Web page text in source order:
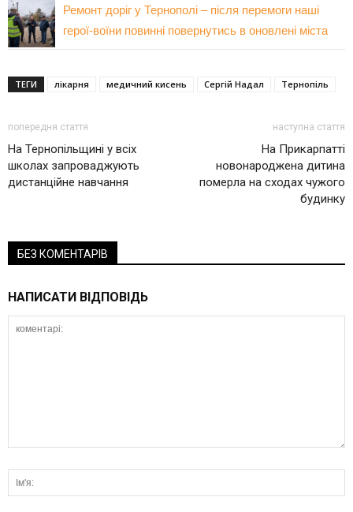
Ремонт доріг у Тернополі – після перемоги наші
герої-воїни повинні повернутись в оновлені міста
ТЕГИ лікарня медичний кисень Сергій Надал Тернопіль
попередня стаття
На Тернопільщині у всіх
школах запроваджують
дистанційне навчання
наступна стаття
На Прикарпатті
новонароджена дитина
померла на сходах чужого
будинку
БЕЗ КОМЕНТАРІВ
НАПИСАТИ ВІДПОВІДЬ